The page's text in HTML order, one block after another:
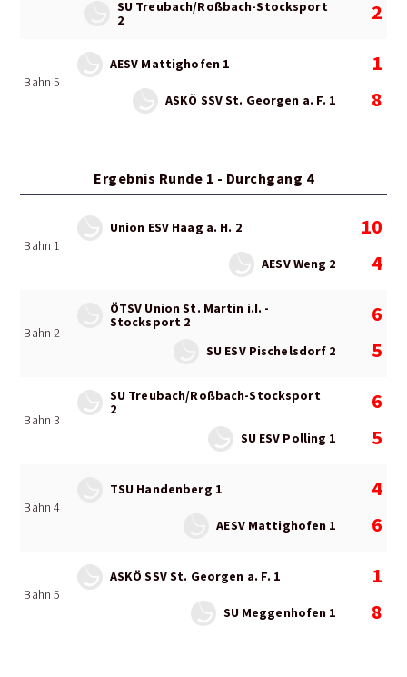
2
SU Treubach/Roßbach-Stocksport
2
Bahn 5
AESV Mattighofen 1
1
8
ASKÖ SSV St. Georgen a. F. 1
Ergebnis Runde 1 - Durchgang 4
Bahn 1
Union ESV Haag a. H. 2
10
4
AESV Weng 2
Bahn 2
ÖTSV Union St. Martin i.I. -
Stocksport 2
6
5
SU ESV Pischelsdorf 2
Bahn 3
SU Treubach/Roßbach-Stocksport
2
6
5
SU ESV Polling 1
Bahn 4
TSU Handenberg 1
4
6
AESV Mattighofen 1
Bahn 5
ASKÖ SSV St. Georgen a. F. 1
1
8
SU Meggenhofen 1